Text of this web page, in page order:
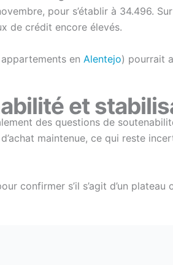
pour s’établir à 34.496.
de crédit encore élevés.
en Alentejo) pourrait
et
des questions de
maintenue, ce qui reste
confirmer s’il s’agit d’un plateau